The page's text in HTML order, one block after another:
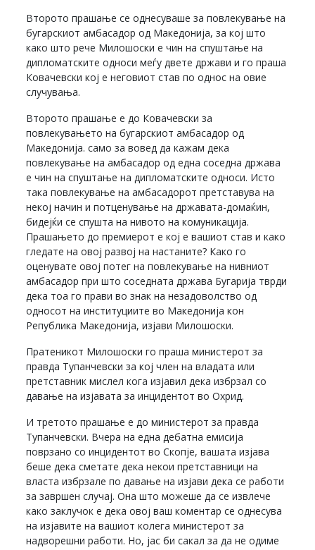
Второто прашање се однесуваше за повлекување на
бугарскиот амбасадор од Македонија, за кој што
како што рече Милошоски е чин на спуштање на
дипломатските односи меѓу двете држави и го праша
Ковачевски кој е неговиот став по однос на овие
случувања.
Второто прашање е до Ковачевски за
повлекувањето на бугарскиот амбасадор од
Македонија. само за вовед да кажам дека
повлекување на амбасадор од една соседна држава
е чин на спуштање на дипломатските односи. Исто
така повлекување на амбасадорот претставува на
некој начин и потценување на државата-домаќин,
бидејќи се спушта на нивото на комуникација.
Прашањето до премиерот е кој е вашиот став и како
гледате на овој развој на настаните? Како го
оценувате овој потег на повлекување на нивниот
амбасадор при што соседната држава Бугарија тврди
дека тоа го прави во знак на незадоволство од
односот на институциите во Македонија кон
Република Македонија, изјави Милошоски.
Пратеникот Милошоски го праша министерот за
правда Тупанчевски за кој член на владата или
претставник мислел кога изјавил дека избрзал со
давање на изјавата за инцидентот во Охрид.
И третото прашање е до министерот за правда
Тупанчевски. Вчера на една дебатна емисија
поврзано со инцидентот во Скопје, вашата изјава
беше дека сметате дека некои претставници на
власта избрзале по давање на изјави дека се работи
за завршен случај. Она што можеше да се извлече
како заклучок е дека овој ваш коментар се однесува
на изјавите на вашиот колега министерот за
надворешни работи. Но, јас би сакал за да не одиме